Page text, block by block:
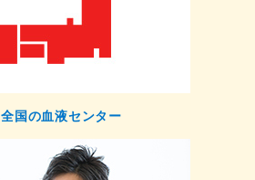
全国の血液センター